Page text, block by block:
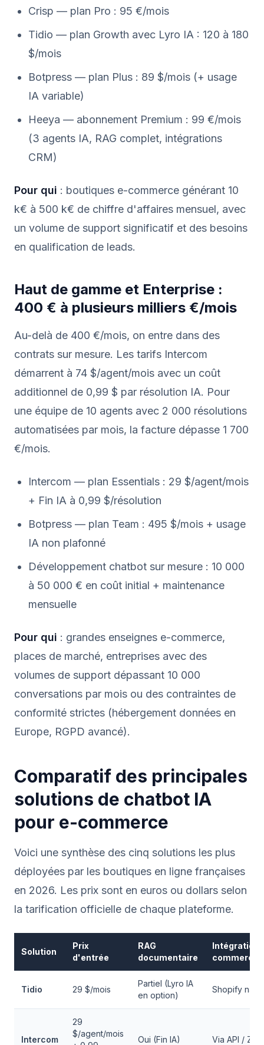
Crisp — plan Pro : 95 €/mois
Tidio — plan Growth avec Lyro IA : 120 à 180
$/mois
Botpress — plan Plus : 89 $/mois (+ usage
IA variable)
Heeya — abonnement Premium : 99 €/mois
(3 agents IA, RAG complet, intégrations
CRM)
Pour qui : boutiques e-commerce générant 10
k€ à 500 k€ de chiffre d'affaires mensuel, avec
un volume de support significatif et des besoins
en qualification de leads.
Haut de gamme et Enterprise :
400 € à plusieurs milliers €/mois
Au-delà de 400 €/mois, on entre dans des
contrats sur mesure. Les tarifs Intercom
démarrent à 74 $/agent/mois avec un coût
additionnel de 0,99 $ par résolution IA. Pour
une équipe de 10 agents avec 2 000 résolutions
automatisées par mois, la facture dépasse 1 700
€/mois.
Intercom — plan Essentials : 29 $/agent/mois
+ Fin IA à 0,99 $/résolution
Botpress — plan Team : 495 $/mois + usage
IA non plafonné
Développement chatbot sur mesure : 10 000
à 50 000 € en coût initial + maintenance
mensuelle
Pour qui : grandes enseignes e-commerce,
places de marché, entreprises avec des
volumes de support dépassant 10 000
conversations par mois ou des contraintes de
conformité strictes (hébergement données en
Europe, RGPD avancé).
Comparatif des principales
solutions de chatbot IA
pour e-commerce
Voici une synthèse des cinq solutions les plus
déployées par les boutiques en ligne françaises
en 2026. Les prix sont en euros ou dollars selon
la tarification officielle de chaque plateforme.
Solution
Prix
d'entrée
RAG
documentaire
Intégration
commerce
Tidio 29 $/mois
Partiel (Lyro IA
en option)
Shopify natif
Intercom
29
$/agent/mois
Oui (Fin IA) Via API /